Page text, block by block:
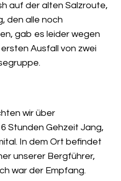
auf der alten Salzroute,
den alle noch
gab es leider wegen
Ausfall von zwei
wir über
Stunden Gehzeit Jang,
In dem Ort befindet
unserer Bergführer,
war der Empfang.